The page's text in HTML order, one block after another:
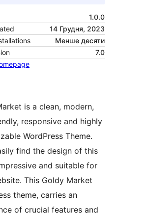
1.0.0
14 Грудня, 2023
Менше десяти
7.0
is a clean, modern,
responsive and highly
WordPress Theme.
find the design of this
and suitable for
This Goldy Market
theme, carries an
of crucial features and